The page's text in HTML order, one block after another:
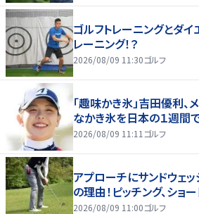
ゴルフトレーニングとダ
レーニング！？
2026/08/09 11:30ゴルフ
「趣味かき氷」吉田優利
なかき氷を日本の１週間
2026/08/09 11:11 ゴルフ
アプローチにサンドウェ
の理由！ピッチング、ショ
2026/08/09 11:00ゴルフ